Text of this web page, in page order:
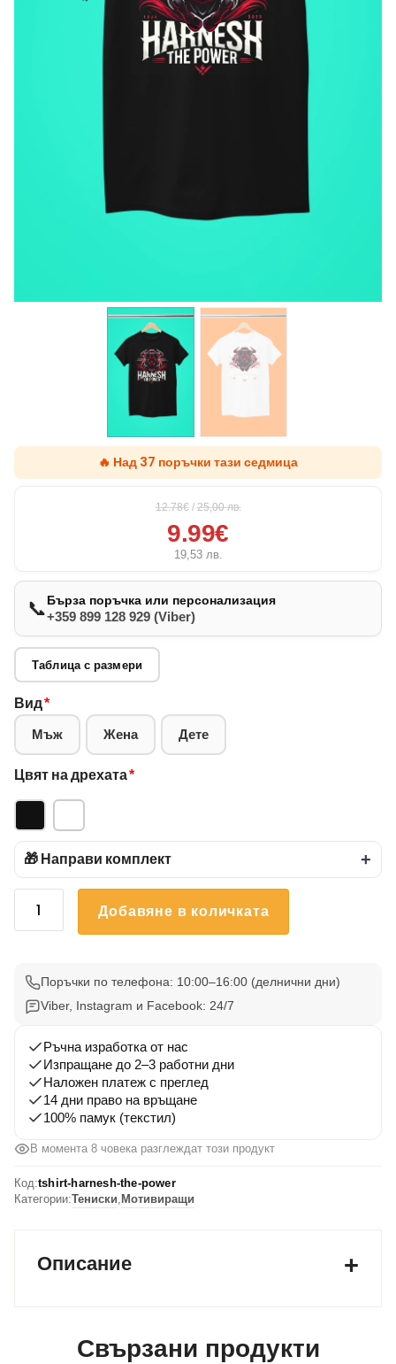
🔥 Над 37 поръчки тази седмица
12.78€ / 25,00лв.
9.99€
19,53 лв.
📞Бърза поръчка или персонализация
+359 899 128 929 (Viber)
Таблица с размери
Вид*
Мъж Жена Дете
Цвят на дрехата*
🎁 Направи комплект +
количество
Силата
Добавяне в количката
Поръчки по телефона: 10:00–16:00 (делнични дни)
Viber, Instagram и Facebook: 24/7
Ръчна изработка от нас
Изпращане до 2–3 работни дни
Наложен платеж с преглед
14 дни право на връщане
100% памук (текстил)
В момента 8 човека разглеждат този продукт
Код:tshirt-harnesh-the-power
Категории:Тениски, Мотивиращи
Описание
Свързани продукти